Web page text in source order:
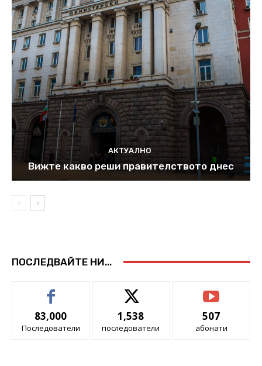
АКТУАЛНО
Вижте какво реши правителството днес
ПОСЛЕДВАЙТЕ НИ...
83,000
Последователи
1,538
последователи
507
абонати